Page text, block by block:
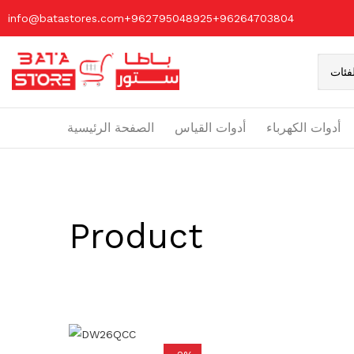
info@batastores.com+962795048925+96264703804
الصفحة الرئيسية أدوات القياس أدوات الكهرباء
Product